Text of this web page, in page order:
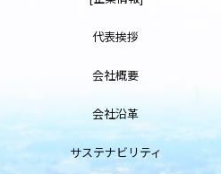
代表挨拶
会社概要
会社沿革
サステナビリティ